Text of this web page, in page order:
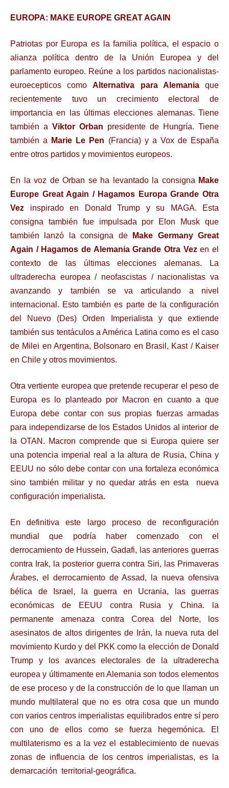
EUROPA: MAKE EUROPE GREAT AGAIN
Patriotas por Europa es la familia política, el espacio o
alianza política dentro de la Unión Europea y del
parlamento europeo. Reúne a los partidos nacionalistas-
euroecepticos comoAlternativa para Alemaniaque
recientemente tuvo un crecimiento electoral de
importancia en las últimas elecciones alemanas. Tiene
también a Viktor Orban presidente de Hungría. Tiene
también a
Marie Le Pen (Francia) y a Vox de España
entre otros partidos y movimientos europeos.
En la voz de Orban se ha levantado la consigna Make
Europe Great Again / Hagamos Europa Grande Otra
Vez inspirado en Donald Trump y su MAGA. Esta
consigna también fue impulsada por Elon Musk que
también lanzó la consigna de
Make Germany Great
Again / Hagamos de Alemania Grande Otra Vezen el
contexto de las últimas elecciones alemanas. La
ultraderecha europea / neofascistas / nacionalistas va
avanzando y también se va articulando a nivel
internacional. Esto también es parte de la configuración
del Nuevo (Des) Orden Imperialista y que extiende
también sus tentáculos a América Latina como es el caso
de Milei en Argentina, Bolsonaro en Brasil, Kast / Kaiser
en Chile y otros movimientos.
Otra vertiente europea que pretende recuperar el peso de
Europa es lo planteado por Macron en cuanto a que
Europa debe contar con sus propias fuerzas armadas
para independizarse de los Estados Unidos al interior de
la OTAN. Macron comprende que si Europa quiere ser
una potencia imperial real a la altura de Rusia, China y
EEUU no sólo debe contar con una fortaleza económica
sino también militar y no quedar atrás en esta nueva
configuración imperialista.
En definitiva este largo proceso de reconfiguración
mundial que podría haber comenzado con el
derrocamiento de Hussein, Gadafi, las anteriores guerras
contra Irak, la posterior guerra contra Siri, las Primaveras
Árabes, el derrocamiento de Assad, la nueva ofensiva
bélica de Israel, la guerra en Ucrania, las guerras
económicas de EEUU contra Rusia y China. la
permanente amenaza contra Corea del Norte, los
asesinatos de altos dirigentes de Irán, la nueva ruta del
movimiento Kurdo y del PKK como la elección de Donald
Trump y los avances electorales de la ultraderecha
europea y últimamente en Alemania son todos elementos
de ese proceso y de la construcción de lo que llaman un
mundo multilateral que no es otra cosa que un mundo
con varios centros imperialistas equilibrados entre sí pero
con uno de ellos como se fuerza hegemónica. El
multilaterismo es a la vez el establecimiento de nuevas
zonas de influencia de los centros imperialistas, es la
demarcación territorial-geográfica.